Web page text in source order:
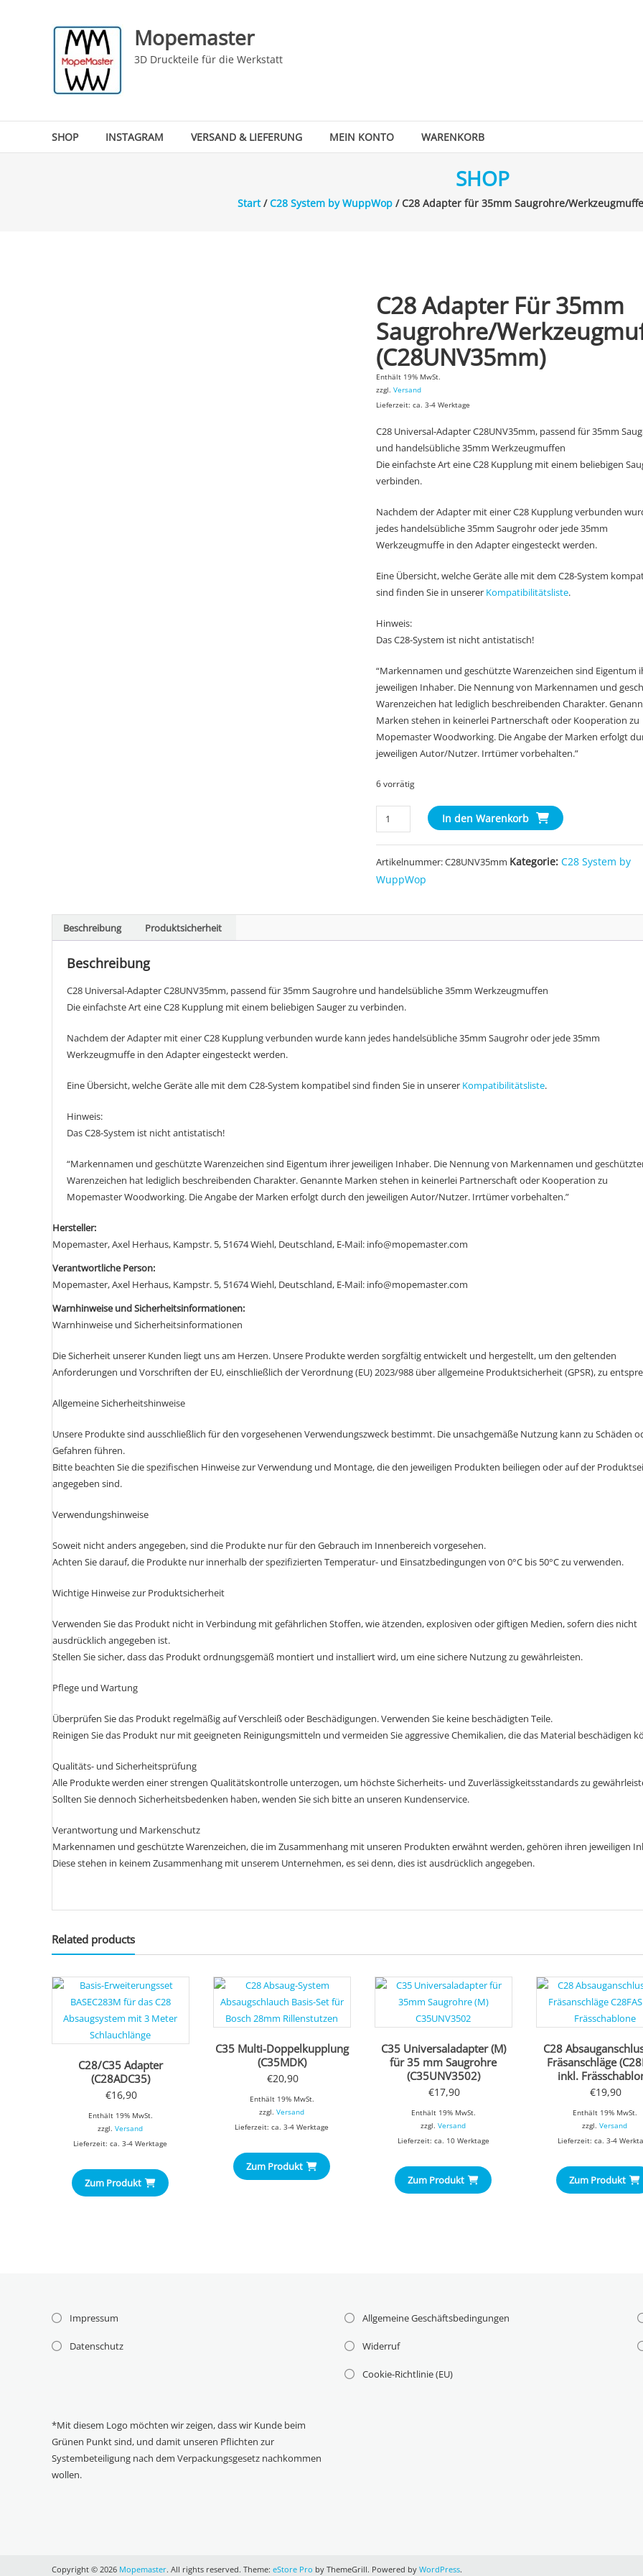
Mopemaster
3D Druckteile für die Werkstatt
SHOP INSTAGRAM VERSAND & LIEFERUNG MEIN KONTO WARENKORB
SHOP
Start/C28 System by WuppWop/ C28 Adapter für 35mm Saugrohre/
C28 Adapter Für 35mm
Saugrohre/
(C28UNV35mm)
Enthält 19% MwSt.
zzgl.Versand
Lieferzeit: ca. 3-4 Werktage
C28 Universal-Adapter C28UNV35mm, passend für 35mm
und handelsübliche 35mm Werkzeugmuffen
Die einfachste Art eine C28 Kupplung mit einem beliebigen
verbinden.
Nachdem der Adapter mit einer C28 Kupplung verbunden
jedes handelsübliche 35mm Saugrohr oder jede 35mm
Werkzeugmuffe in den Adapter eingesteckt werden.
Eine Übersicht, welche Geräte alle mit dem C28-System
sind finden Sie in unserer Kompatibilitätsliste.
Hinweis:
Das C28-System ist nicht antistatisch!
“Markennamen und geschützte Warenzeichen sind Eigentum
jeweiligen Inhaber. Die Nennung von Markennamen und
Warenzeichen hat lediglich beschreibenden Charakter.
Marken stehen in keinerlei Partnerschaft oder Kooperation zu
Mopemaster Woodworking. Die Angabe der Marken erfolgt
jeweiligen Autor/Nutzer. Irrtümer vorbehalten.”
6 vorrätig
C28
Adapter
für
35mm
Saugrohre/Werkzeugmuffen
Menge
In den Warenkorb
Artikelnummer:C28UNV35mm Kategorie:C28 System by
WuppWop
Beschreibung Produktsicherheit
Beschreibung
C28 Universal-Adapter C28UNV35mm, passend für 35mm Saugrohre und handelsübliche 35mm Werkzeugmuffen
Die einfachste Art eine C28 Kupplung mit einem beliebigen Sauger zu verbinden.
Nachdem der Adapter mit einer C28 Kupplung verbunden wurde kann jedes handelsübliche 35mm Saugrohr oder jede 35mm
Werkzeugmuffe in den Adapter eingesteckt werden.
Eine Übersicht, welche Geräte alle mit dem C28-System kompatibel sind finden Sie in unserer Kompatibilitätsliste.
Hinweis:
Das C28-System ist nicht antistatisch!
“Markennamen und geschützte Warenzeichen sind Eigentum ihrer jeweiligen Inhaber. Die Nennung von Markennamen und
Warenzeichen hat lediglich beschreibenden Charakter. Genannte Marken stehen in keinerlei Partnerschaft oder Kooperation zu
Mopemaster Woodworking. Die Angabe der Marken erfolgt durch den jeweiligen Autor/Nutzer. Irrtümer vorbehalten.”
Hersteller:
Mopemaster, Axel Herhaus, Kampstr. 5, 51674 Wiehl, Deutschland, E-Mail: info@mopemaster.com
Verantwortliche Person:
Mopemaster, Axel Herhaus, Kampstr. 5, 51674 Wiehl, Deutschland, E-Mail: info@mopemaster.com
Warnhinweise und Sicherheitsinformationen:
Warnhinweise und Sicherheitsinformationen
Die Sicherheit unserer Kunden liegt uns am Herzen. Unsere Produkte werden sorgfältig entwickelt und hergestellt, um den geltenden
Anforderungen und Vorschriften der EU, einschließlich der Verordnung (EU) 2023/988 über allgemeine Produktsicherheit (GPSR), zu
Allgemeine Sicherheitshinweise
Unsere Produkte sind ausschließlich für den vorgesehenen Verwendungszweck bestimmt. Die unsachgemäße Nutzung kann zu Schäden
Gefahren führen.
Bitte beachten Sie die spezifischen Hinweise zur Verwendung und Montage, die den jeweiligen Produkten beiliegen oder auf der
angegeben sind.
Verwendungshinweise
Soweit nicht anders angegeben, sind die Produkte nur für den Gebrauch im Innenbereich vorgesehen.
Achten Sie darauf, die Produkte nur innerhalb der spezifizierten Temperatur- und Einsatzbedingungen von 0°C bis 50°C zu verwenden.
Wichtige Hinweise zur Produktsicherheit
Verwenden Sie das Produkt nicht in Verbindung mit gefährlichen Stoffen, wie ätzenden, explosiven oder giftigen Medien, sofern dies nicht
ausdrücklich angegeben ist.
Stellen Sie sicher, dass das Produkt ordnungsgemäß montiert und installiert wird, um eine sichere Nutzung zu gewährleisten.
Pflege und Wartung
Überprüfen Sie das Produkt regelmäßig auf Verschleiß oder Beschädigungen. Verwenden Sie keine beschädigten Teile.
Reinigen Sie das Produkt nur mit geeigneten Reinigungsmitteln und vermeiden Sie aggressive Chemikalien, die das Material beschädigen
Qualitäts- und Sicherheitsprüfung
Alle Produkte werden einer strengen Qualitätskontrolle unterzogen, um höchste Sicherheits- und Zuverlässigkeitsstandards zu
Sollten Sie dennoch Sicherheitsbedenken haben, wenden Sie sich bitte an unseren Kundenservice.
Verantwortung und Markenschutz
Markennamen und geschützte Warenzeichen, die im Zusammenhang mit unseren Produkten erwähnt werden, gehören ihren jeweiligen
Diese stehen in keinem Zusammenhang mit unserem Unternehmen, es sei denn, dies ist ausdrücklich angegeben.
Related products
C28/C35 Adapter
(C28ADC35)
€16,90
Enthält 19% MwSt.
zzgl.Versand
Lieferzeit: ca. 3-4 Werktage
Zum Produkt
C35 Multi-Doppelkupplung
(C35MDK)
€20,90
Enthält 19% MwSt.
zzgl.Versand
Lieferzeit: ca. 3-4 Werktage
Zum Produkt
C35 Universaladapter (M)
für 35 mm Saugrohre
(C35UNV3502)
€17,90
Enthält 19% MwSt.
zzgl.Versand
Lieferzeit: ca. 10 Werktage
Zum Produkt
C28
Fräsanschläge
inkl.
€19,90
Enthält 19% MwSt.
zzgl.Versand
Lieferzeit: ca. 3-4
Zum Produkt
Impressum
Datenschutz
*Mit diesem Logo möchten wir zeigen, dass wir Kunde beim
Grünen Punkt sind, und damit unseren Pflichten zur
Systembeteiligung nach dem Verpackungsgesetz nachkommen
wollen.
Allgemeine Geschäftsbedingungen
Widerruf
Cookie-Richtlinie (EU)
Copyright © 2026 Mopemaster. All rights reserved. Theme: eStore Pro by ThemeGrill. Powered by WordPress.